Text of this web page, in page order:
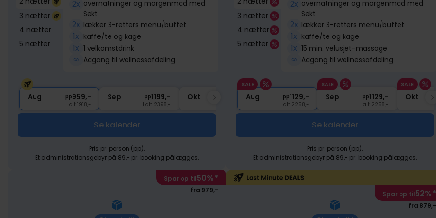
3 nætter
4 nætter
5 nætter
2x overnatninger og morgenmad med
Sekt
2x lækker 3-retters menu/buffet
1x kaffe/te og kage
1x 1 velkomstdrink
∞ Adgang til wellnessafdeling
Aug pp959,-
I alt 1918,-
Sep pp1199,-
I alt 2398,-
Okt 1199,- pp 1199,-
I alt 2398,-
pp 1099,-
I alt 2198,-
Jan
Se kalender
Pris pr. person (pp).
Et administrationsgebyr på 89,- pr. booking pålægges.
3 nætter
4 nætter
5 nætter
2x overnatninger og morgenmad med
Sekt
2x lækker 3-retters menu/buffet
1x kaffe/te og kage
1x 15 min. velusjet-massage
∞ Adgang til wellnessafdeling
SALE
Aug pp1129,-
I alt 2258,-
SALE
Sep pp1129,-
I alt 2258,-
SALE
Okt
Se kalender
Pris pr. person (pp).
Et administrationsgebyr på 89,- pr. booking pålægges.
Spar op til50%*
fra 979,- Spar op til52%*
fra 879,-